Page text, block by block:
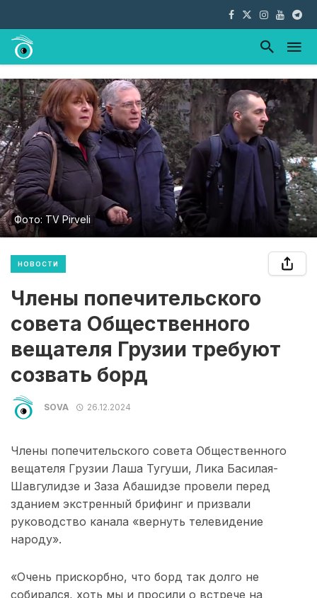
Фото: TV Pirveli
НОВОСТИ
Члены попечительского
совета Общественного
вещателя Грузии требуют
созвать борд
SOVA 26.12.2024
Члены попечительского совета Общественного
вещателя Грузии Лаша Тугуши, Лика Басилая-
Шавгулидзе и Заза Абашидзе провели перед
зданием экстренный брифинг и призвали
руководство канала «вернуть телевидение
народу».
«Очень прискорбно, что борд так долго не
собирался, хоть мы и просили о встрече на